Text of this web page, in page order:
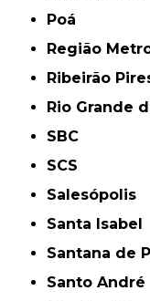
Poá
Região
Ribeirão
Rio Grande
SBC
SCS
Salesópolis
Santa Isabel
Santana de
Santo André